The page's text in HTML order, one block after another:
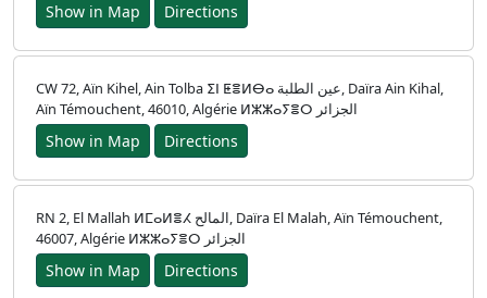
Show in Map Directions
CW 72, Aïn Kihel, Ain Tolba ⵉⵏ ⵟⴻⵍⴱⴰ عين الطلبة, Daïra Ain Kihal,
Aïn Témouchent, 46010, Algérie ⵍⵣⵣⴰⵢⴻⵔ الجزائر
Show in Map Directions
RN 2, El Mallah ⵍⵎⴰⵍⴻⵃ المالح, Daïra El Malah, Aïn Témouchent,
46007, Algérie ⵍⵣⵣⴰⵢⴻⵔ الجزائر
Show in Map Directions